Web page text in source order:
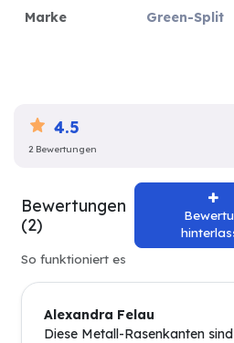
Marke
Green-Split
4.5
2 Bewertungen
Bewertungen
(2)
So funktioniert es
Alexandra Felau
Diese Metall-Rasenkanten